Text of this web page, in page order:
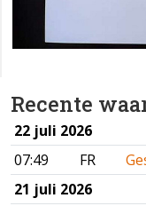
Recente
22 juli 2026
07:49
FR
21 juli 2026